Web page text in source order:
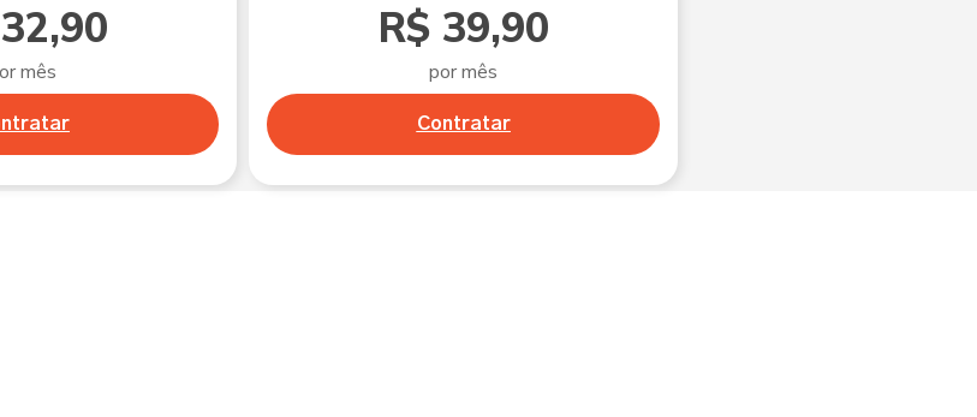
mês
R$ 39,90
por mês
Contratar